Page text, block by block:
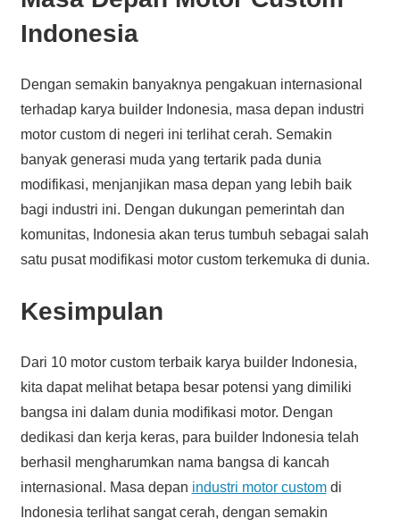
Indonesia
Dengan semakin banyaknya pengakuan internasional
terhadap karya builder Indonesia, masa depan industri
motor custom di negeri ini terlihat cerah. Semakin
banyak generasi muda yang tertarik pada dunia
modifikasi, menjanjikan masa depan yang lebih baik
bagi industri ini. Dengan dukungan pemerintah dan
komunitas, Indonesia akan terus tumbuh sebagai salah
satu pusat modifikasi motor custom terkemuka di dunia.
Kesimpulan
Dari 10 motor custom terbaik karya builder Indonesia,
kita dapat melihat betapa besar potensi yang dimiliki
bangsa ini dalam dunia modifikasi motor. Dengan
dedikasi dan kerja keras, para builder Indonesia telah
berhasil mengharumkan nama bangsa di kancah
internasional. Masa depan industri motor customdi
Indonesia terlihat sangat cerah, dengan semakin